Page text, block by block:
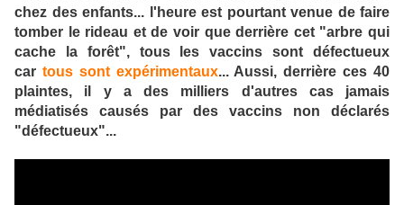
chez des enfants... l'heure est pourtant venue de faire
tomber le rideau et de voir que derrière cet "arbre qui
cache la forêt", tous les vaccins sont défectueux
car tous sont expérimentaux... Aussi, derrière ces 40
plaintes, il y a des milliers d'autres cas jamais
médiatisés causés par des vaccins non déclarés
"défectueux"...